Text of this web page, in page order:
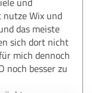
nutze Wix und
das meiste
sich dort nicht
mich dennoch
noch besser zu